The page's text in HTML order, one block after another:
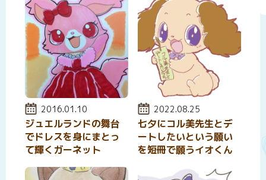
投稿日:
2016.01.10
ジュエルランドの舞台
でドレスを身にまとっ
て輝くガーネット
投稿日:
2022.08.25
七夕にコル美先生とデ
ートしたいという願い
を短冊で願うイオくん